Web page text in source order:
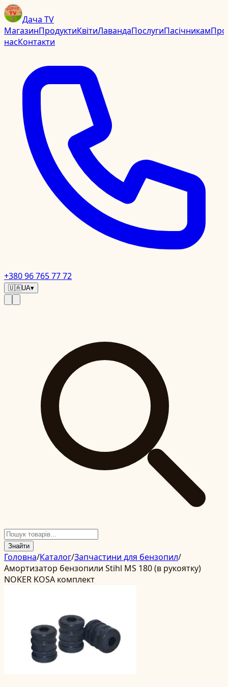
Дача TV
МагазинПродуктиКвітиЛавандаПослугиПасічникамПро
насКонтакти
+380 96 765 77 72
🇺🇦UA▾
Знайти
Головна/Каталог/Запчастини для бензопил/
Амортизатор бензопили Stihl MS 180 (в рукоятку)
NOKER KOSA комплект